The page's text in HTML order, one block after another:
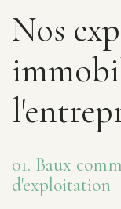
Nos
01. Baux
d'exploitation